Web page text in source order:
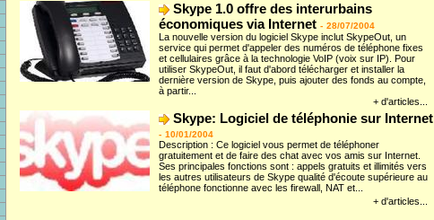
Skype 1.0 offre des interurbains
économiques via Internet - 28/07/2004
La nouvelle version du logiciel Skype inclut SkypeOut, un
service qui permet d'appeler des numéros de téléphone fixes
et cellulaires grâce à la technologie VoIP (voix sur IP). Pour
utiliser SkypeOut, il faut d'abord télécharger et installer la
dernière version de Skype, puis ajouter des fonds au compte,
à partir...
+ d'articles...
Skype: Logiciel de téléphonie sur Internet
- 10/01/2004
Description : Ce logiciel vous permet de téléphoner
gratuitement et de faire des chat avec vos amis sur Internet.
Ses principales fonctions sont : appels gratuits et illimités vers
les autres utilisateurs de Skype qualité d'écoute supérieure au
téléphone fonctionne avec les firewall, NAT et...
+ d'articles...